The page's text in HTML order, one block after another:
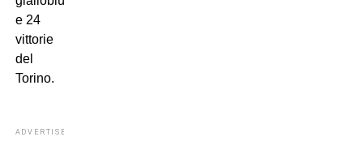
e 24
vittorie
del
Torino.
ADVERTISEMENT